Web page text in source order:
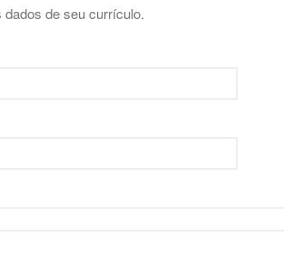
de seu currículo.